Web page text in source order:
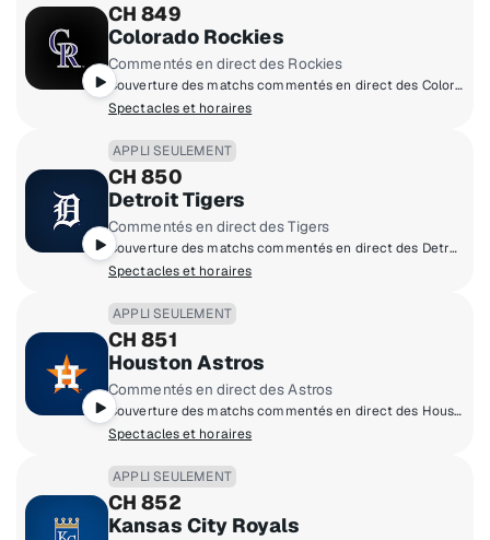
CH 849
Colorado Rockies
Commentés en direct des Rockies
Couverture des matchs commentés en direct des Colorado Rockies à domicile.
Spectacles et horaires
APPLI SEULEMENT
CH 850
Detroit Tigers
Commentés en direct des Tigers
Couverture des matchs commentés en direct des Detroit Tigers à domicile.
Spectacles et horaires
APPLI SEULEMENT
CH 851
Houston Astros
Commentés en direct des Astros
Couverture des matchs commentés en direct des Houston Astros à domicile.
Spectacles et horaires
APPLI SEULEMENT
CH 852
Kansas City Royals